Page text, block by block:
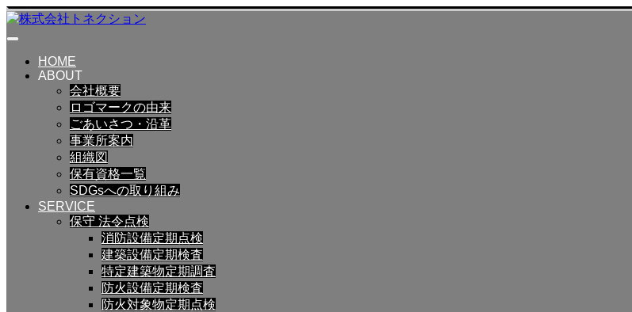
HOME
ABOUT
会社概要
ロゴマークの由来
ごあいさつ・沿革
事業所案内
組織図
保有資格一覧
SDGsへの取り組み
SERVICE
保守 法令点検
消防設備定期点検
建築設備定期検査
特定建築物定期調査
防火設備定期検査
防火対象物定期点検